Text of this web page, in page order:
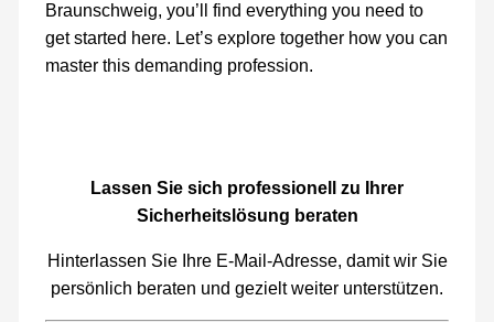
Braunschweig, you’ll find everything you need to
get started here. Let’s explore together how you can
master this demanding profession.
Lassen Sie sich professionell zu Ihrer
Sicherheitslösung beraten
Hinterlassen Sie Ihre E-Mail-Adresse, damit wir Sie
persönlich beraten und gezielt weiter unterstützen.